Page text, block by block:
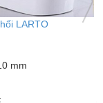
LARTO
mm